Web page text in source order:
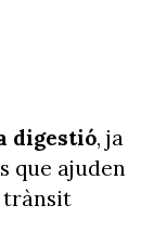
digestió, ja
que ajuden
trànsit